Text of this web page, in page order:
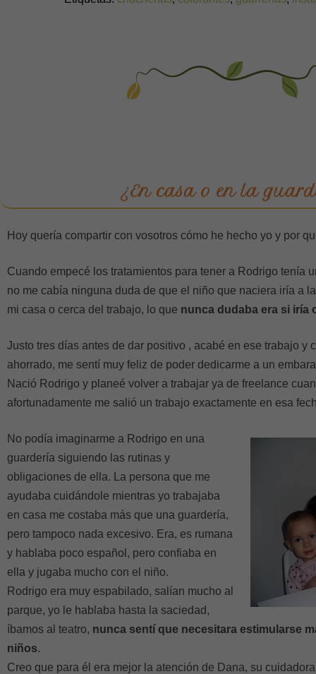
¿En casa o en la
Hoy quería compartir con vosotros cómo he hecho yo y por
Cuando empecé los tratamientos para tener a Rodrigo tenía
no me cabía ninguna duda de que el niño que naciera iría a
mi casa o cerca del trabajo, lo que nunca dudaba era si iría
Justo tres días antes de dar positivo , acabé en ese trabajo y
ahorrado, me sentí muy feliz de poder dedicarme a un
Nació Rodrigo y planeé volver a trabajar ya de freelance
afortunadamente me salió un trabajo exactamente en esa
No podía imaginarme a Rodrigo en una
guardería siguiendo las rutinas y
obligaciones de ella. La persona que me
ayudaba cuidándole mientras yo trabajaba
en casa me costaba más que una guardería,
pero tampoco nada excesivo. Era, es rumana
y hablaba poco español, pero confiaba en
ella y jugaba mucho con el niño.
Rodrigo era muy espabilado, salían mucho al
parque, yo le hablaba hasta la saciedad,
íbamos al teatro, nunca sentí que necesitara estimularse
niños.
Creo que para él era mejor la atención de Dana, su